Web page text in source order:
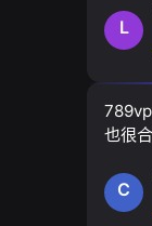
L
也很
C